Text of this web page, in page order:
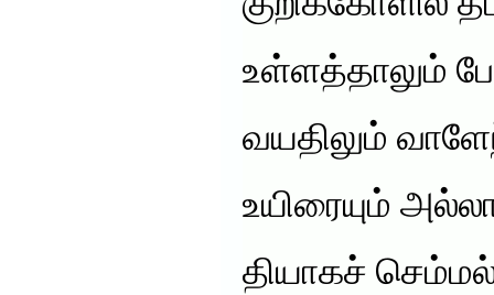
உள்ளத்தாலும்
வயதிலும்
உயிரையும்
தியாகச்